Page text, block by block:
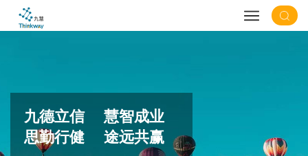
九德立信 慧智成业
思勤行健 途远共赢